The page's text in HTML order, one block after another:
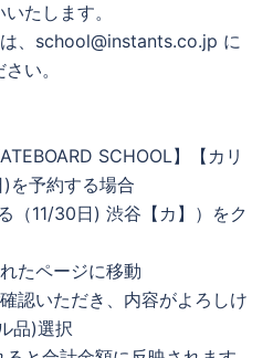
たします。
、school@instants.co.jp に
い。
SCHOOL】【カリ
を予約する場合
（11/30日) 渋谷【カ】）をク
たページに移動
認いただき、内容がよろしけ
品)選択